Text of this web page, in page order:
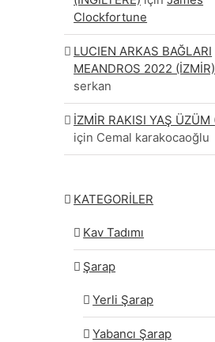
Clockfortune
LUCIEN ARKAS BAĞLARI
MEANDROS 2022 (İZMİR)
serkan
İZMİR RAKISI YAŞ ÜZÜM
için Cemal karakocaoğlu
KATEGORİLER
Kav Tadımı
Şarap
Yerli Şarap
Yabancı Şarap